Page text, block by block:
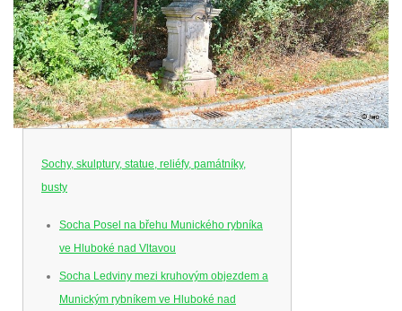
Sochy, skulptury, statue, reliéfy, památníky,
busty
Socha Posel na břehu Munického rybníka
ve Hluboké nad Vltavou
Socha Ledviny mezi kruhovým objezdem a
Munickým rybníkem ve Hluboké nad